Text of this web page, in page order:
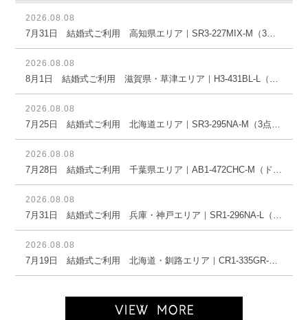
2026.08.08
7月31日 結婚式ご利用 高知県エリア｜SR3-227MIX-M（3点セット(バッグ)）
2026.08.08
8月1日 結婚式ご利用 滋賀県・草津エリア｜H3-431BL-L（3点セット(バッグ)）
2026.08.08
7月25日 結婚式ご利用 北海道エリア｜SR3-295NA-M（3点セット(バッグ)）
2026.08.08
7月28日 結婚式ご利用 千葉県エリア｜AB1-472CHC-M（ドレス単品）
2026.08.08
7月31日 結婚式ご利用 兵庫・神戸エリア｜SR1-296NA-L（3点セット(バッグ)）
2026.08.08
7月19日 結婚式ご利用 北海道・釧路エリア｜CR1-335GR-M（3点セット(バッグ)）